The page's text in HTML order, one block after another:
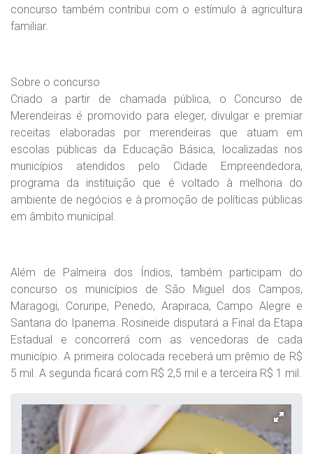
concurso também contribui com o estímulo à agricultura
familiar.
Sobre o concurso
Criado a partir de chamada pública, o Concurso de
Merendeiras é promovido para eleger, divulgar e premiar
receitas elaboradas por merendeiras que atuam em
escolas públicas da Educação Básica, localizadas nos
municípios atendidos pelo Cidade Empreendedora,
programa da instituição que é voltado à melhoria do
ambiente de negócios e à promoção de políticas públicas
em âmbito municipal.
Além de Palmeira dos Índios, também participam do
concurso os municípios de São Miguel dos Campos,
Maragogi, Coruripe, Penedo, Arapiraca, Campo Alegre e
Santana do Ipanema. Rosineide disputará a Final da Etapa
Estadual e concorrerá com as vencedoras de cada
município. A primeira colocada receberá um prêmio de R$
5 mil. A segunda ficará com R$ 2,5 mil e a terceira R$ 1 mil.